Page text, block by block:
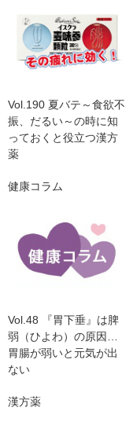
Vol.190 夏バテ～食欲不
振、だるい～の時に知
っておくと役立つ漢方
薬
健康コラム
Vol.48 『胃下垂』は脾
弱（ひよわ）の原因…
胃腸が弱いと元気が出
ない
漢方薬